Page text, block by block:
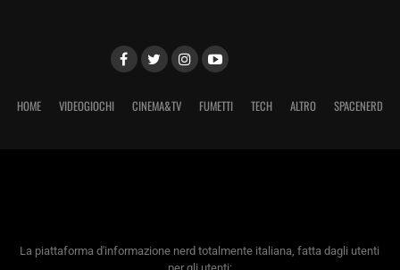
HOME VIDEOGIOCHI CINEMA&TV FUMETTI TECH ALTRO SPACENERD
La piattaforma d'informazione nerd totalmente italiana, fatta dagli utenti